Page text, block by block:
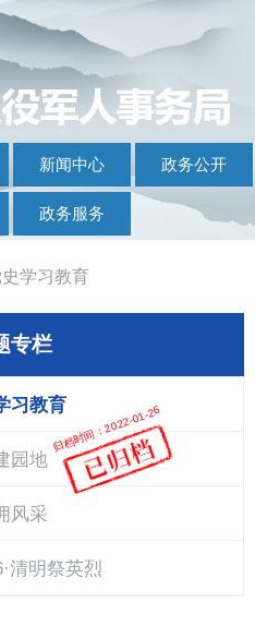
新闻中心 政务公开
政务服务
史学习教育
专栏
习教育
园地
风采
清明祭英烈
归档时间：2022-01-26